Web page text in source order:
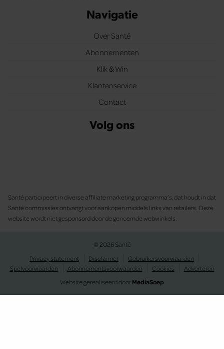
Navigatie
Over Santé
Abonnementen
Klik & Win
Klantenservice
Contact
Volg ons
Santé participeert in diverse affiliate marketing programma’s, dat houdt in dat
Santé commissies ontvangt voor aankopen middels links van retailers. Deze
website wordt niet gesponsord door de genoemde webwinkels.
© 2026 Santé
Privacy statement
Disclaimer
Gebruikersvoorwaarden
Spelvoorwaarden
Abonnementsvoorwaarden Cookies
Adverteren
Website gerealiseerd doorMediaSoep